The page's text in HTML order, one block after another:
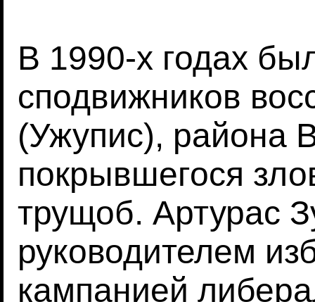
В 1990-х годах
сподвижников
(Ужупис), района
покрывшегося
трущоб. Артурас
руководителем
кампанией